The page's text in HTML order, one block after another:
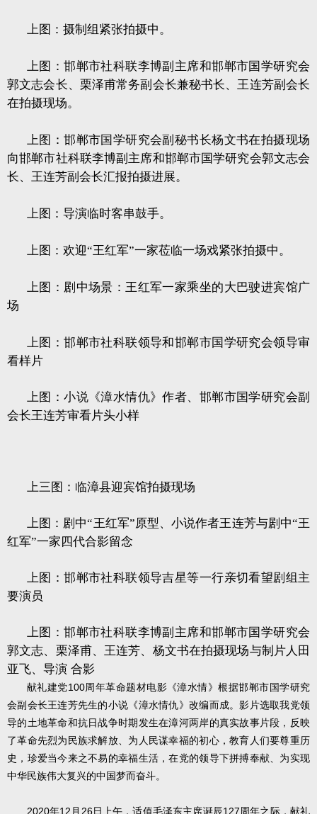
上图：摄制组紧张拍摄中。
上图：邯郸市社科联李博副主席和邯郸市国学研究会
郭文志会长、栗泽甫常务副会长兼秘书长、王连芳副会长
在拍摄现场。
上图：邯郸市国学研究会副秘书长杨文书在拍摄现场
向邯郸市社科联李博副主席和邯郸市国学研究会郭文志会
长、王连芳副会长汇报拍摄进展。
上图：导演临时客串鼓手。
上图：欢迎“王红军”一家莅临一场戏紧张拍摄中。
上图：剧中场景：王红军一家乘坐的大巴驶进宾馆广
场
上图：邯郸市社科联领导和邯郸市国学研究会领导审
看样片
上图：小说《漳水情仇》作者、邯郸市国学研究会副
会长王连芳审看片头小样
上三图：临漳县迎宾馆拍摄现场
上图：剧中“王红军”原型、小说作者王连芳与剧中“王
红军”一家四代合影留念
上图：邯郸市社科联领导吉星等一行亲切看望剧组主
要演员
上图：邯郸市社科联李博副主席和邯郸市国学研究会
郭文志、栗泽甫、王连芳、杨文书在拍摄现场与制片人田
亚飞、导演 合影
献礼建党100周年革命题材电影《漳水情》根据邯郸市国学研究
会副会长王连芳先生的小说《漳水情仇》改编而成。影片选取我党领
导的土地革命和抗日战争时期发生在漳河两岸的真实故事片段，反映
了革命先烈为民族求解放、为人民谋幸福的初心，教育人们要尊重历
史，珍爱当今来之不易的幸福生活，在党的领导下拼搏奉献、为实现
中华民族伟大复兴的中国梦而奋斗。
2020年12 月 26日上午，适值毛泽东主席诞辰127周年之际，献礼